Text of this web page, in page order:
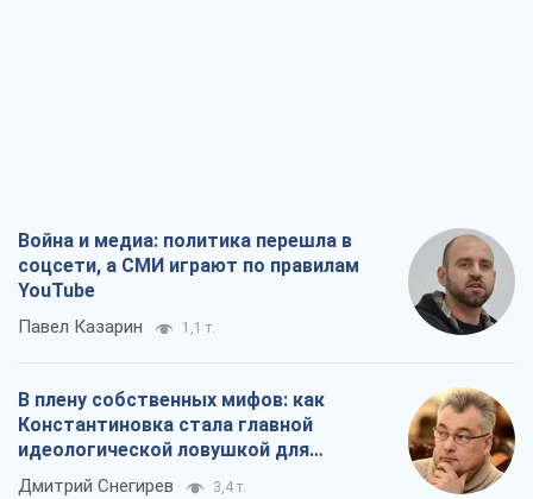
Война и медиа: политика перешла в
соцсети, а СМИ играют по правилам
YouTube
Павел Казарин 1,1 т.
В плену собственных мифов: как
Константиновка стала главной
идеологической ловушкой для
российских оккупантов
Дмитрий Снегирев 3,4 т.